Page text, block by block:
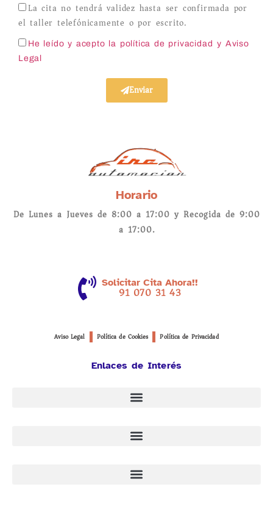
La cita no tendrá validez hasta ser confirmada por
el taller telefónicamente o por escrito.
He leído y acepto la política de privacidad
y Aviso
Legal
Enviar
Horario
De Lunes a Jueves de 8:00 a 17:00 y Recogida de 9:00
a 17:00.
Solicitar Cita Ahora!!
91 070 31 43
Aviso Legal Política de Cookies Política de Privacidad
Enlaces de Interés